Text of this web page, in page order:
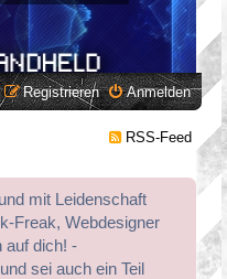
Anmelden
Registrieren
RSS-Feed
mit Leidenschaft
Freak, Webdesigner
auf dich! -
und sei auch ein Teil